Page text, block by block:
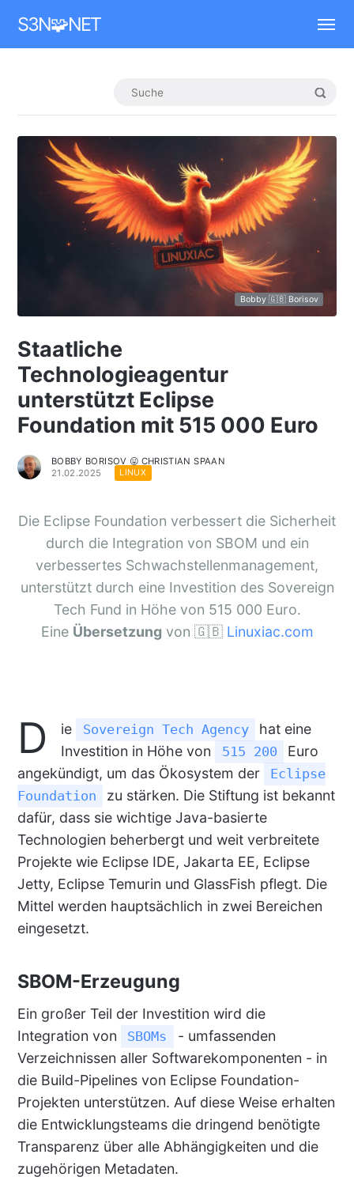
S3N🧩NET
Bobby 🇬🇧 Borisov
Staatliche
Technologieagentur
unterstützt Eclipse
Foundation mit 515 000 Euro
BOBBY BORISOV 😛 CHRISTIAN SPAAN
21.02.2025
LINUX
Die Eclipse Foundation verbessert die Sicherheit
durch die Integration von SBOM und ein
verbessertes Schwachstellenmanagement,
unterstützt durch eine Investition des Sovereign
Tech Fund in Höhe von 515 000 Euro.
Eine Übersetzungvon 🇬🇧 Linuxiac.com
D ie Sovereign Tech Agency
hat eine
Investition in Höhe von
515 200
Euro
angekündigt, um das Ökosystem der
Eclipse
Foundation
zu stärken. Die Stiftung ist bekannt
dafür, dass sie wichtige Java-basierte
Technologien beherbergt und weit verbreitete
Projekte wie Eclipse IDE, Jakarta EE, Eclipse
Jetty, Eclipse Temurin und GlassFish pflegt. Die
Mittel werden hauptsächlich in zwei Bereichen
eingesetzt.
SBOM-Erzeugung
Ein großer Teil der Investition wird die
Integration von
SBOMs
- umfassenden
Verzeichnissen aller Softwarekomponenten - in
die Build-Pipelines von Eclipse Foundation-
Projekten unterstützen. Auf diese Weise erhalten
die Entwicklungsteams die dringend benötigte
Transparenz über alle Abhängigkeiten und die
zugehörigen Metadaten.